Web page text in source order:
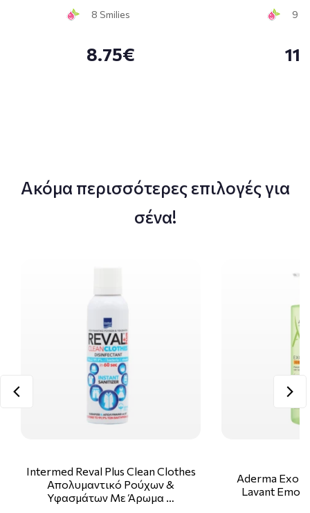
8 Smilies
8.75€
9
Ακόμα περισσότερες επιλογές για
σένα!
Intermed Reval Plus Clean Clothes
Απολυμαντικό Ρούχων &
Υφασμάτων Με Άρωμα …
Aderma
Lavant